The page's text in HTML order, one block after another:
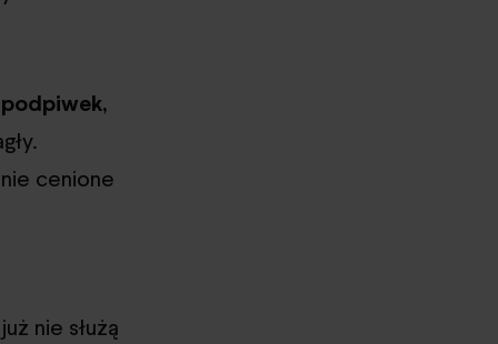
podpiwek,
cenione
nie służą